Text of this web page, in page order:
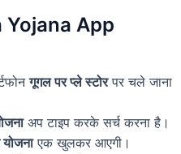
App
गूगल पर प्ले स्टोरपर चले जाना
अप टाइप करके सर्च करना है।
योजनाएक खुलकर आएगी।